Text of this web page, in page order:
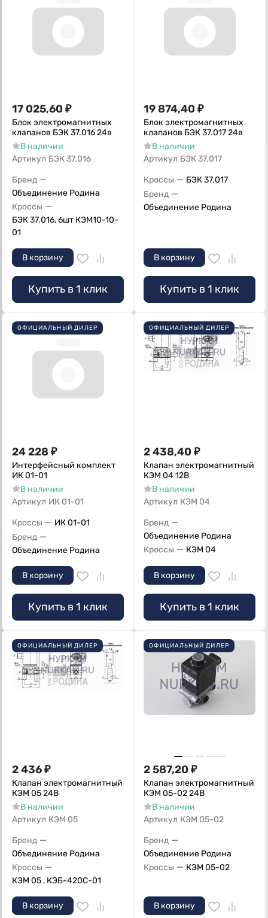
17 025,60 ₽
Блок электромагнитных
клапанов БЭК 37.016 24в
В наличии
Артикул БЭК 37.016
Бренд —
Объединение Родина
Кроссы —
БЭК 37.016, 6шт КЭМ10-10-
01
В корзину
Купить в 1 клик
19 874,40 ₽
Блок электромагнитных
клапанов БЭК 37.017 24в
В наличии
Артикул БЭК 37.017
Кроссы — БЭК 37.017
Бренд —
Объединение Родина
В корзину
Купить в 1 клик
ОФИЦИАЛЬНЫЙ ДИЛЕР
24 228 ₽
Интерфейсный комплект
ИК 01-01
В наличии
Артикул ИК 01-01
Кроссы — ИК 01-01
Бренд —
Объединение Родина
В корзину
Купить в 1 клик
ОФИЦИАЛЬНЫЙ ДИЛЕР
2 438,40 ₽
Клапан электромагнитный
КЭМ 04 12В
В наличии
Артикул КЭМ 04
Бренд —
Объединение Родина
Кроссы — КЭМ 04
В корзину
Купить в 1 клик
ОФИЦИАЛЬНЫЙ ДИЛЕР
2 436₽
Клапан электромагнитный
КЭМ 05 24В
В наличии
Артикул КЭМ 05
Бренд —
Объединение Родина
Кроссы —
КЭМ 05 , КЭБ-420С-01
В корзину
ОФИЦИАЛЬНЫЙ ДИЛЕР
2 587,20 ₽
Клапан электромагнитный
КЭМ 05-02 24В
В наличии
Артикул КЭМ 05-02
Бренд —
Объединение Родина
Кроссы — КЭМ 05-02
В корзину